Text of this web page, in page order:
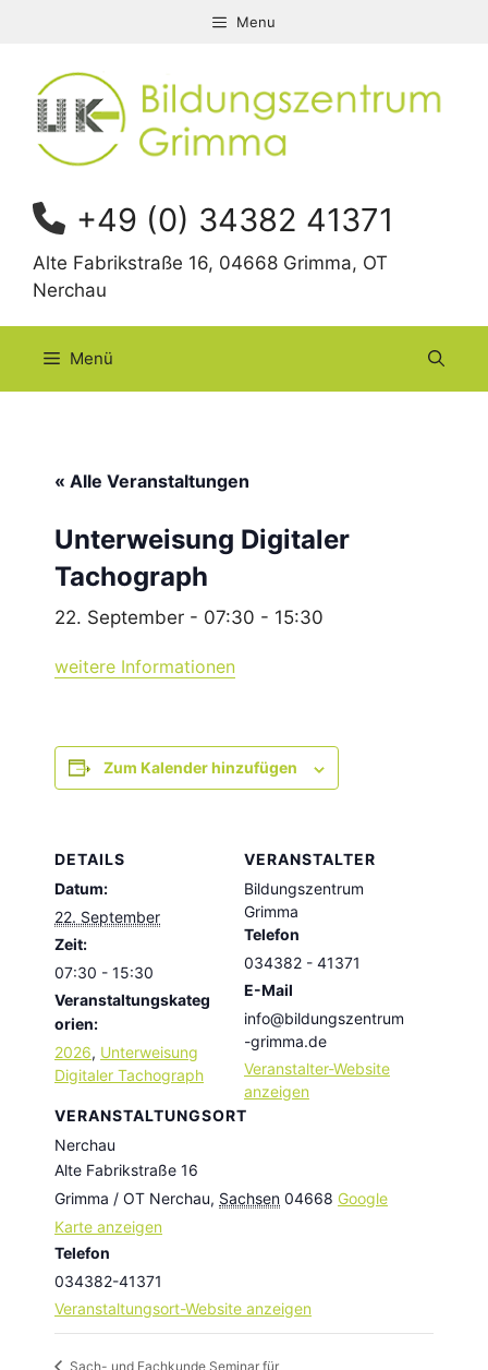
springen
Menu
+49 (0) 34382 41371
Alte Fabrikstraße 16, 04668 Grimma, OT
Nerchau
Menü
« Alle Veranstaltungen
Unterweisung Digitaler
Tachograph
22. September - 07:30 - 15:30
weitere Informationen
Zum Kalender hinzufügen
DETAILS
Datum:
22. September
Zeit:
07:30 - 15:30
Veranstaltungskateg
orien:
2026, Unterweisung
Digitaler Tachograph
VERANSTALTUNGSORT
Nerchau
Alte Fabrikstraße 16
Grimma / OT Nerchau, Sachsen 04668 Google
Karte anzeigen
Telefon
034382-41371
Veranstaltungsort-Website anzeigen
VERANSTALTER
Bildungszentrum
Grimma
Telefon
034382 - 41371
E-Mail
info@bildungszentrum
-grimma.de
Veranstalter-Website
anzeigen
Sach- und Fachkunde Seminar für